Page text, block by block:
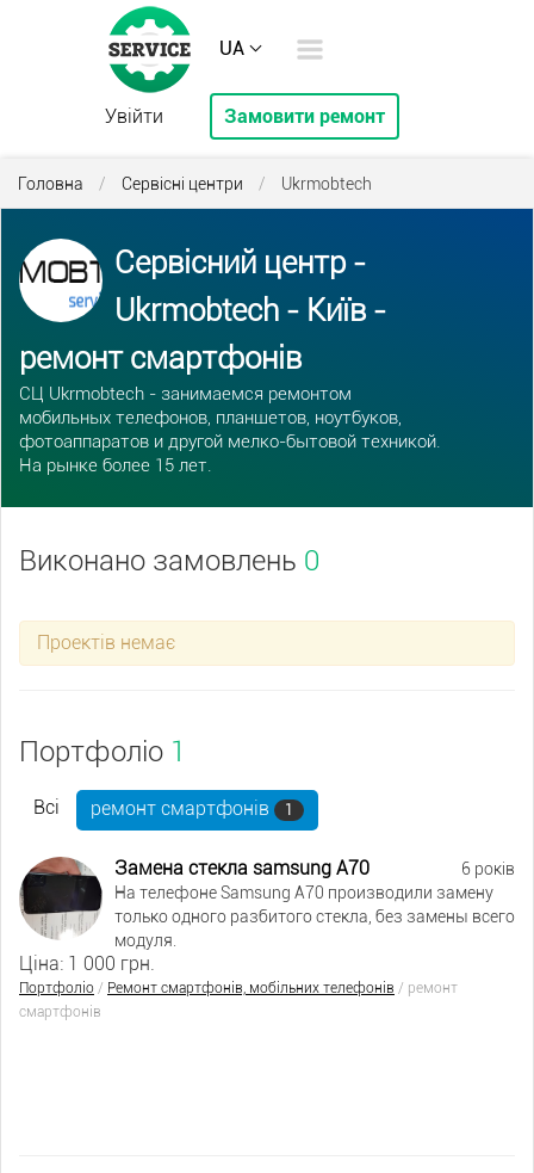
UA
Увійти Замовити ремонт
Головна / Сервісні центри / Ukrmobtech
Сервісний центр -
Ukrmobtech - Київ -
ремонт смартфонів
СЦ Ukrmobtech - занимаемся ремонтом
мобильных телефонов, планшетов, ноутбуков,
фотоаппаратов и другой мелко-бытовой техникой.
На рынке более 15 лет.
Виконано замовлень 0
Проектів немає
Портфоліо 1
Всі ремонт смартфонів 1
6 років
Замена стеклa samsung A70
На телефоне Samsung A70 производили замену
только одного разбитого стекла, без замены всего
модуля.
Ціна: 1 000 грн.
Портфоліо / Ремонт смартфонів, мобільних телефонів / ремонт
смартфонів